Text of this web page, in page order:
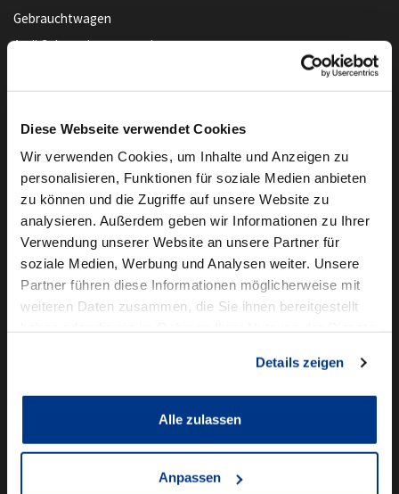
Diese Webseite verwendet Cookies
Wir verwenden Cookies, um Inhalte und Anzeigen zu
personalisieren, Funktionen für soziale Medien anbieten
zu können und die Zugriffe auf unsere Website zu
analysieren. Außerdem geben wir Informationen zu Ihrer
Verwendung unserer Website an unsere Partner für
soziale Medien, Werbung und Analysen weiter. Unsere
Partner führen diese Informationen möglicherweise mit
weiteren Daten zusammen, die Sie ihnen bereitgestellt
Details zeigen
Alle zulassen
Anpassen
Gebrauchtwagen
Audi Gebrauchtwagen :plus
Online-Terminbuchung
Für Geschäftskunden
Audi Business
BMW Geschäftskunden
Volkswagen Professional Class
Autowelt Schmidt
News & Events
Ausbildung